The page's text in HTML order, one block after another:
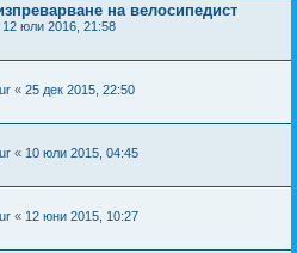
на велосипедист
12 юли 2016, 21:58
« 25 дек 2015, 22:50
« 10 юли 2015, 04:45
« 12 юни 2015, 10:27